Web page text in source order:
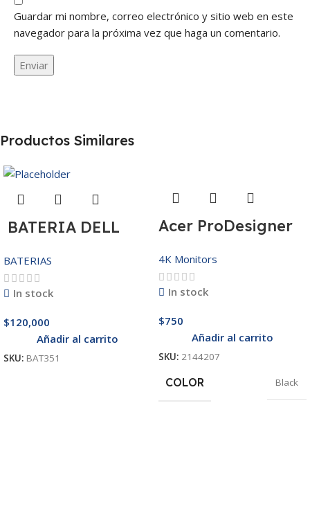
Guardar mi nombre, correo electrónico y sitio web en este
navegador para la próxima vez que haga un comentario.
Productos Similares
BATERIA DELL
3521/5421/3425
14.8V
BATERIAS
In stock
$120,000
Añadir al carrito
SKU: BAT351
Acer ProDesigner
4K Monitors
In stock
$750
Añadir al carrito
SKU: 2144207
COLOR Black